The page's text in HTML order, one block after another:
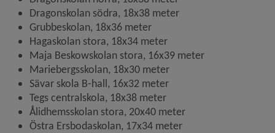
Dragonskolan södra, 18x38 meter
Grubbeskolan, 18x36 meter
Hagaskolan stora, 18x34 meter
Maja Beskowskolan stora, 16x39 meter
Mariebergsskolan, 18x30 meter
Sävar skola B-hall, 16x32 meter
Tegs centralskola, 18x38 meter
Ålidhemsskolan stora, 20x40 meter
Östra Ersbodaskolan, 17x34 meter